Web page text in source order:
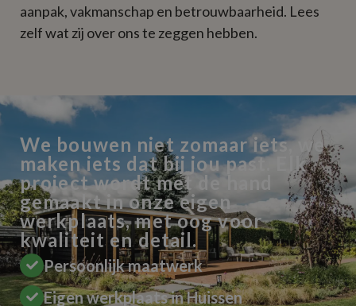
aanpak, vakmanschap en betrouwbaarheid. Lees
zelf wat zij over ons te zeggen hebben.
We bouwen niet zomaar iets, we
maken iets dat bij jou past. Elk
project wordt met de hand
gemaakt in onze eigen
werkplaats, met oog voor
kwaliteit en detail.
Persoonlijk maatwerk
Eigen werkplaats in Huissen